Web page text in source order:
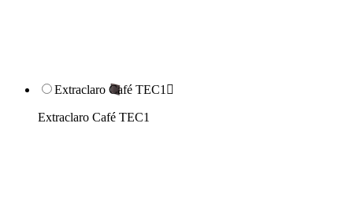
Extraclaro Café TEC1 
Extraclaro Café TEC1